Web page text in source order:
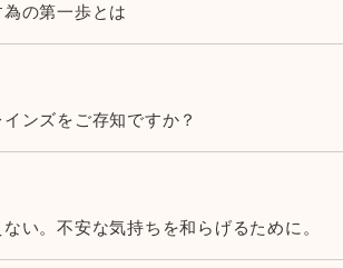
の第一歩とは
ンズをご存知ですか？
い。不安な気持ちを和らげるために。